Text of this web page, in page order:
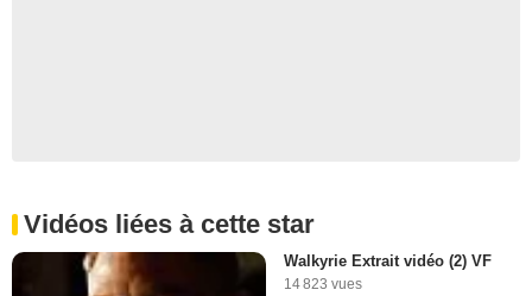
Vidéos liées à cette star
Walkyrie Extrait vidéo (2) VF
14 823 vues